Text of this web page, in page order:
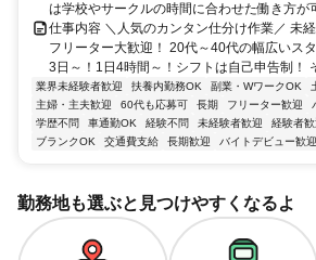
は学校やサークルの時間に合わせた働き方が
仕事内容 ＼人気のカンタン仕分け作業／ 未
フリーター大歓迎！ 20代～40代の幅広いス
3日～！1日4時間～！シフトは自己申告制！
業界未経験者歓迎 扶養内勤務OK 副業・WワークOK
主婦・主夫歓迎
60代も応募可 長期 フリーター歓迎
学歴不問
車通勤OK 経験不問 未経験者歓迎 経験者歓
ブランクOK
交通費支給 長期歓迎 バイトデビュー歓迎
勤務地も選ぶと見つけやすくなるよ